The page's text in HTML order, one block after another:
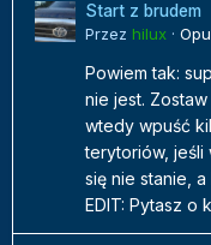
Start z brudem
Przez hilux ·
Powiem tak:
nie jest.
wtedy wpuść
terytoriów, jeśli
się nie stanie,
EDIT: Pytasz o